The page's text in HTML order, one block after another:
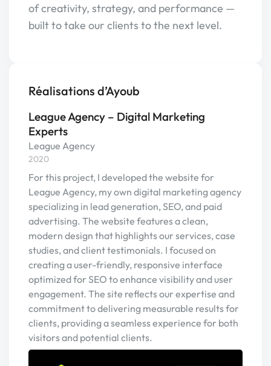
of creativity, strategy, and performance —
built to take our clients to the next level.
Réalisations d’Ayoub
League Agency – Digital Marketing
Experts
League Agency
2020
For this project, I developed the website for
League Agency, my own digital marketing agency
specializing in lead generation, SEO, and paid
advertising. The website features a clean,
modern design that highlights our services, case
studies, and client testimonials. I focused on
creating a user-friendly, responsive interface
optimized for SEO to enhance visibility and user
engagement. The site reflects our expertise and
commitment to delivering measurable results for
clients, providing a seamless experience for both
visitors and potential clients.